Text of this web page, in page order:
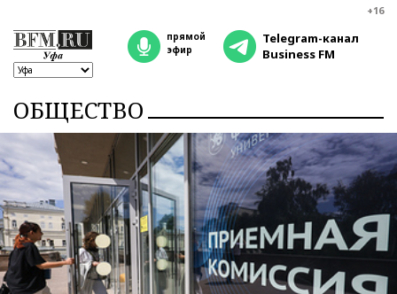
+16
прямой
эфир
Telegram-канал
Business FM
ОБЩЕСТВО